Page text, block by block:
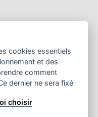
cookies essentiels
et des
comment
dernier ne sera fixé
choisir